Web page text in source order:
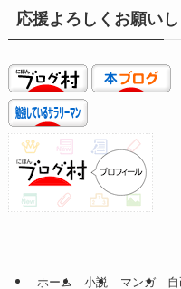
応援よろしくお願いし
ホーム 小説 マンガ